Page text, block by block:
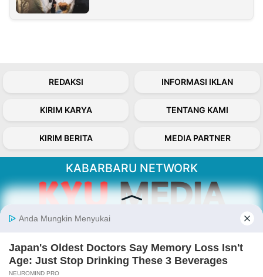
REDAKSI INFORMASI IKLAN
KIRIM KARYA TENTANG KAMI
KIRIM BERITA MEDIA PARTNER
KABARBARU NETWORK
Kabarbaru.co menyajikan berita aktual dan
inspiratif dari sudut pandang berbaik sangka